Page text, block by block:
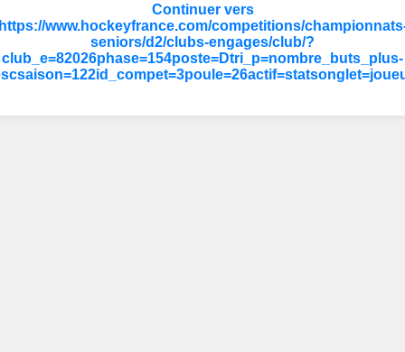
Continuer vers
www.hockeyfrance.com/competitions/
seniors/d2/clubs-engages/club/?
club_e=82026phase=154poste=Dtri_p=nombre_buts_plus-